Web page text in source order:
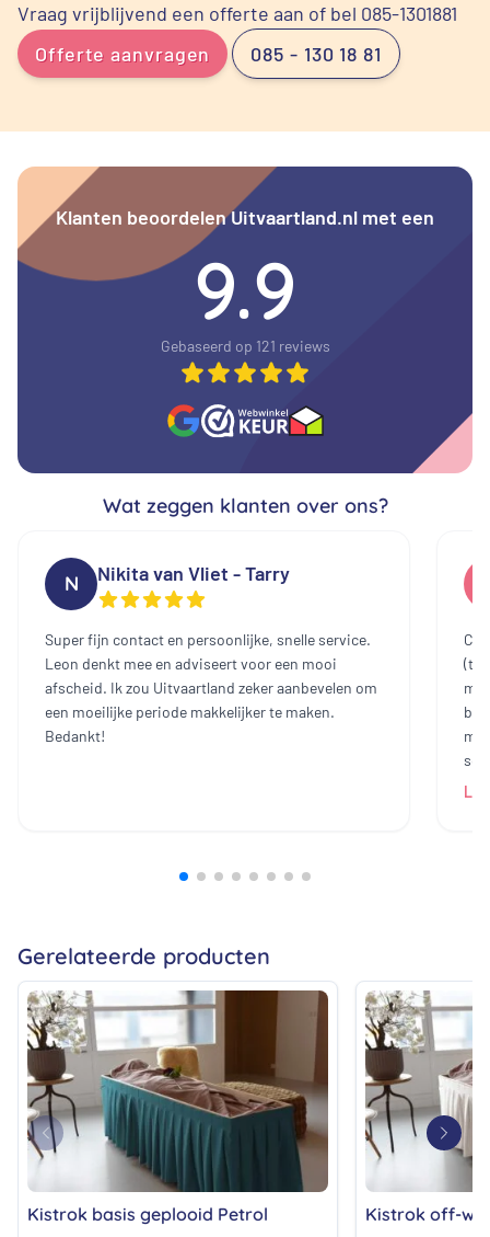
Vraag vrijblijvend een offerte aan of bel 085-1301881
Offerte aanvragen
085 - 130 18 81
Klanten beoordelen Uitvaartland.nl met een
9.9
Gebaseerd op 121 reviews
Wat zeggen klanten over ons?
N Nikita van Vliet - Tarry
Super fijn contact en persoonlijke, snelle service.
Leon denkt mee en adviseert voor een mooi
afscheid. Ik zou Uitvaartland zeker aanbevelen om
een moeilijke periode makkelijker te maken.
Bedankt!
Gerelateerde producten
Kistrok basis geplooid Petrol Kistrok off-